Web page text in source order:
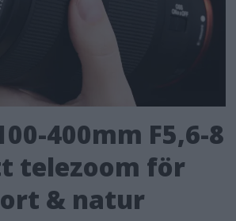
400mm F5,6-8
telezoom för
& natur